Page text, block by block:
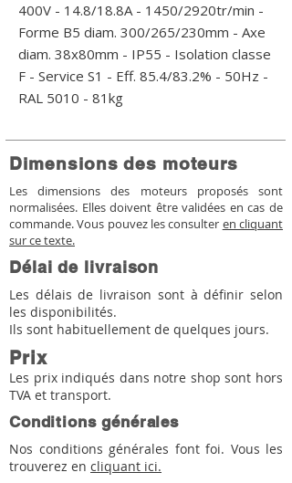
400V - 14.8/18.8A - 1450/2920tr/min -
Forme B5 diam. 300/265/230mm - Axe
diam. 38x80mm - IP55 - Isolation classe
F - Service S1 - Eff. 85.4/83.2% - 50Hz -
RAL 5010 - 81kg
Dimensions des moteurs
Les dimensions des moteurs proposés sont
normalisées. Elles doivent être validées en cas de
commande. Vous pouvez les consulter en cliquant
sur ce texte.
Délai de livraison
Les délais de livraison sont à définir selon
les disponibilités.
Ils sont habituellement de quelques jours.
Prix
Les prix indiqués dans notre shop sont hors
TVA et transport.
Conditions générales
Nos conditions générales font foi. Vous les
trouverez en cliquant ici.